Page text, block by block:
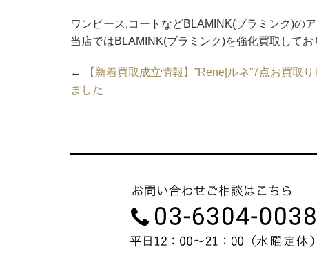
ワンピース,コートなどBLAMINK(ブラミンク)の
当店ではBLAMINK(ブラミンク)を強化買取してお
←
【新着買取成立情報】”Rene|ルネ”7点お買取り
ました